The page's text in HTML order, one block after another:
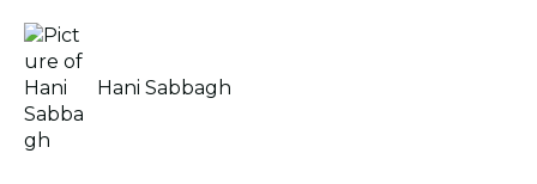
Hani Sabbagh